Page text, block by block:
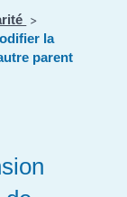
>
la
parent